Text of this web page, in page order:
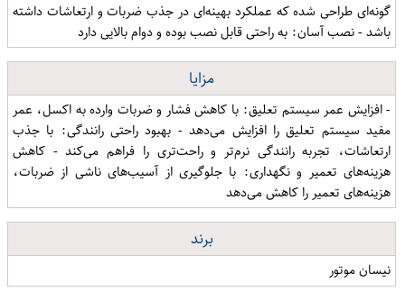
گونه‌ای طراحی شده که عملکرد بهینه‌ای در جذب ضربات و ارتعاشات داشته
باشد - نصب آسان: به راحتی قابل نصب بوده و دوام بالایی دارد
مزایا
- افزایش عمر سیستم تعلیق: با کاهش فشار و ضربات وارده به اکسل، عمر
مفید سیستم تعلیق را افزایش می‌دهد - بهبود راحتی رانندگی: با جذب
ارتعاشات، تجربه رانندگی نرم‌تر و راحت‌تری را فراهم می‌کند - کاهش
هزینه‌های تعمیر و نگهداری: با جلوگیری از آسیب‌های ناشی از ضربات،
هزینه‌های تعمیر را کاهش می‌دهد
برند
نیسان موتور